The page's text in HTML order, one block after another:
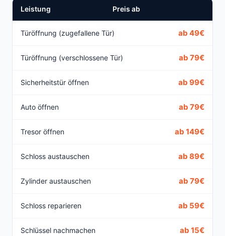
Leistung Preis ab
Türöffnung (zugefallene Tür) ab 49€
Türöffnung (verschlossene Tür) ab 79€
Sicherheitstür öffnen ab 99€
Auto öffnen ab 79€
Tresor öffnen ab 149€
Schloss austauschen ab 89€
Zylinder austauschen ab 79€
Schloss reparieren ab 59€
Schlüssel nachmachen ab 15€